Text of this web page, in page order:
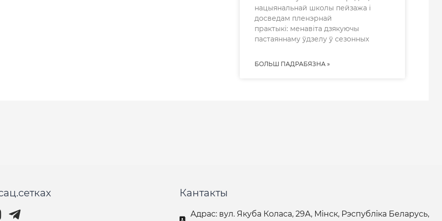
нацыянальнай школы пейзажа і
досведам пленэрнай
практыкі: менавіта дзякуючы
пастаяннаму ўдзелу ў сезонных
БОЛЬШ ПАДРАБЯЗНА »
Кантакты
Адрас: вул. Якуба Коласа, 29А, Мінск, Рэспубліка Беларусь,